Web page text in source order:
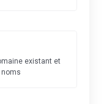
existant et